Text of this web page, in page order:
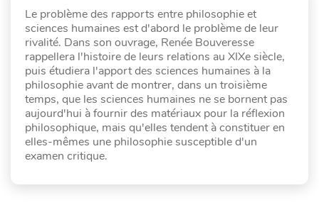
Le problème des rapports entre philosophie et
sciences humaines est d'abord le problème de leur
rivalité. Dans son ouvrage, Renée Bouveresse
rappellera l'histoire de leurs relations au XIXe siècle,
puis étudiera l'apport des sciences humaines à la
philosophie avant de montrer, dans un troisième
temps, que les sciences humaines ne se bornent pas
aujourd'hui à fournir des matériaux pour la réflexion
philosophique, mais qu'elles tendent à constituer en
elles-mêmes une philosophie susceptible d'un
examen critique.